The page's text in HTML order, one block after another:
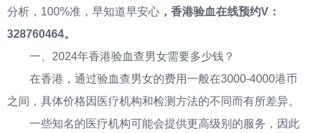
分析，100%准，早知道早安心 ，香港验血在线预约V：
328760464。
一、2024年香港验血查男女需要多少钱？
在香港，通过验血查男女的费用一般在3000-4000港币
之间，具体价格因医疗机构和检测方法的不同而有所差异。
一些知名的医疗机构可能会提供更高级别的服务，因此